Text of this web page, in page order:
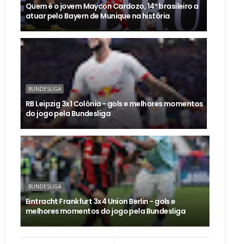
Quem é o jovem Maycon Cardozo, 14º brasileiro a
atuar pelo Bayern de Munique na história
BUNDESLIGA
RB Leipzig 3x1 Colônia - gols e melhores momentos
do jogo pela Bundesliga
BUNDESLIGA
Eintracht Frankfurt 3x4 Union Berlin - gols e
melhores momentos do jogo pela Bundesliga